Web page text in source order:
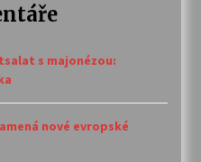
s majonézou:
nové evropské